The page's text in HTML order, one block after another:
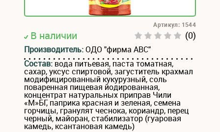
В наличии (0)
Артикул: 1544
Производитель:ОДО "фирма АВС"
Состав: вода питьевая, паста томатная,
сахар, уксус спиртовой, загуститель крахмал
модифицированный кукурузный, соль
поваренная пищевая йодированная,
концентрат натуральных приправ Чили
«М»БГ, паприка красная и зеленая, семена
горчицы, гранулят чеснока, кориандр, перец
черный, майоран, стабилизатор (гуаровая
камедь, ксантановая камедь)